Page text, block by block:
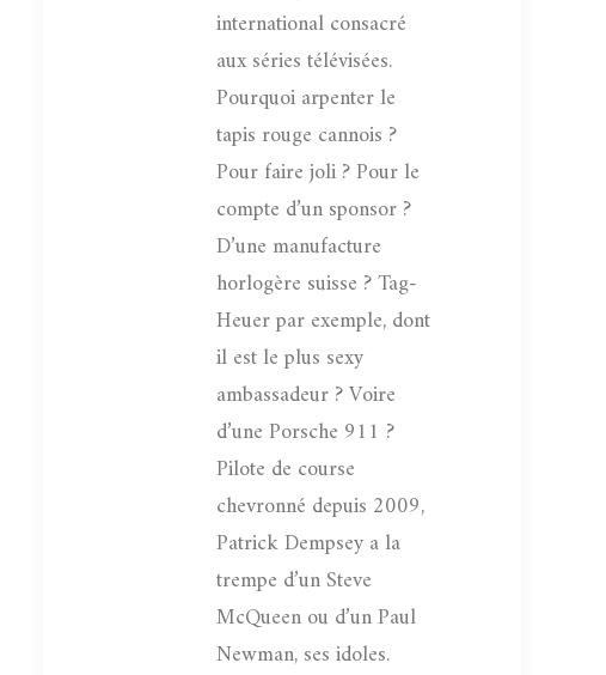
international consacré
aux séries télévisées.
Pourquoi arpenter le
tapis rouge cannois ?
Pour faire joli ? Pour le
compte d’un sponsor ?
D’une manufacture
horlogère suisse ? Tag-
Heuer par exemple, dont
il est le plus sexy
ambassadeur ? Voire
d’une Porsche 911 ?
Pilote de course
chevronné depuis 2009,
Patrick Dempsey a la
trempe d’un Steve
McQueen ou d’un Paul
Newman, ses idoles.